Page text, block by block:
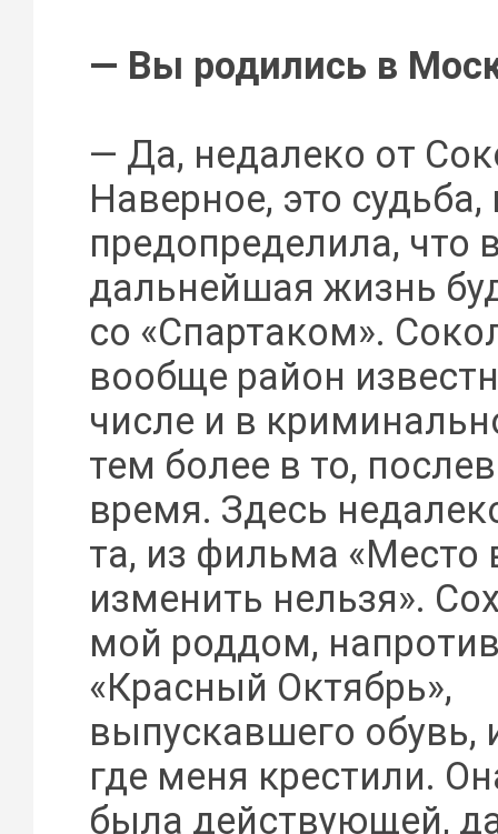
— Вы родились в
— Да, недалеко от
Наверное, это судьба,
предопределила, что
дальнейшая жизнь
со «Спартаком».
вообще район
числе и в
тем более в то,
время. Здесь
та, из фильма «Место
изменить нельзя».
мой роддом,
«Красный Октябрь»,
выпускавшего обувь,
где меня крестили.
была действующей,